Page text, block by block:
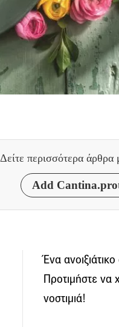
Δείτε περισσότερα άρθρα
Add
Ένα
Προτιμήστε να
νοστιμιά!